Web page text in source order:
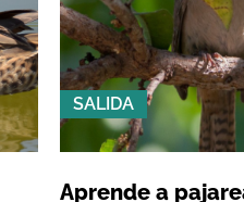
SALIDA
Aprende a